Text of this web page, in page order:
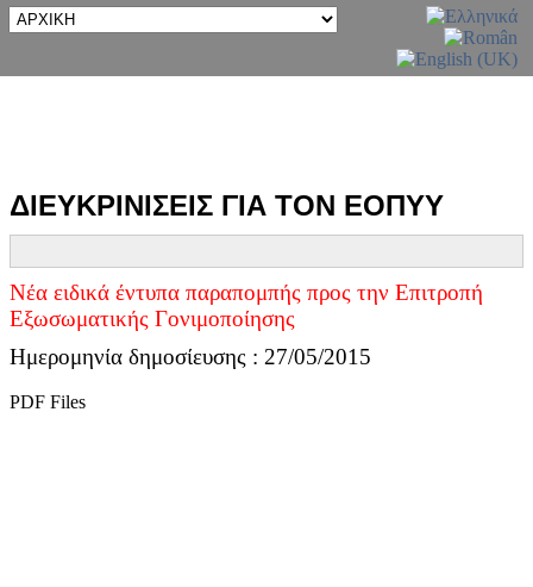
ΔΙΕΥΚΡΙΝΙΣΕΙΣ ΓΙΑ ΤΟΝ ΕΟΠΥΥ
Νέα ειδικά έντυπα παραπομπής προς την Επιτροπή
Εξωσωματικής Γονιμοποίησης
Ημερομηνία δημοσίευσης : 27/05/2015
PDF Files